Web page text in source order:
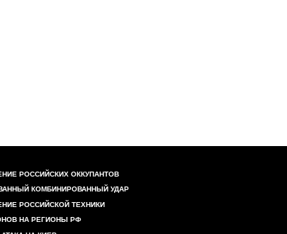
РОССИЙСКИХ ОККУПАНТОВ
КОМБИНИРОВАННЫЙ УДАР
РОССИЙСКОЙ ТЕХНИКИ
НА РЕГИОНЫ РФ